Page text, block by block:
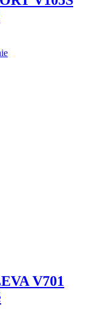
V701